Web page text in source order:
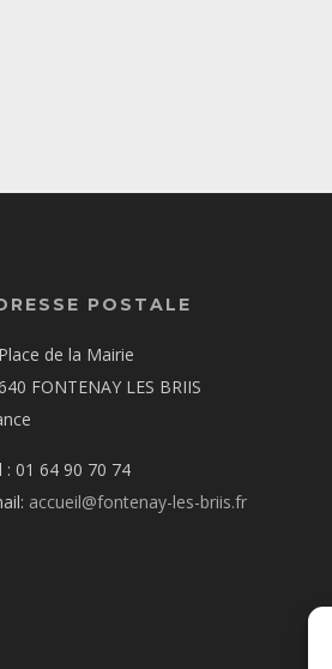
POSTALE
de la Mairie
FONTENAY LES BRIIS
: 01 64 90 70 74
accueil@fontenay-les-briis.fr